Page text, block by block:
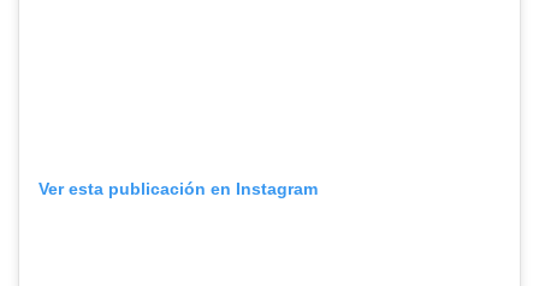
Ver esta publicación en Instagram